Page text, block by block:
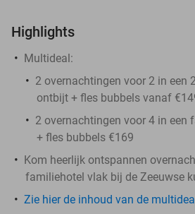
Highlights
Multideal:
2 overnachtingen voor 2 in een
ontbijt + fles bubbels vanaf
2 overnachtingen voor 4 in een
+ fles bubbels €169
Kom heerlijk ontspannen
familiehotel vlak bij de Zeeuwse
Zie hier de inhoud van de